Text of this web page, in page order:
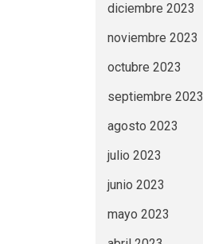
diciembre 2023
noviembre 2023
octubre 2023
septiembre 2023
agosto 2023
julio 2023
junio 2023
mayo 2023